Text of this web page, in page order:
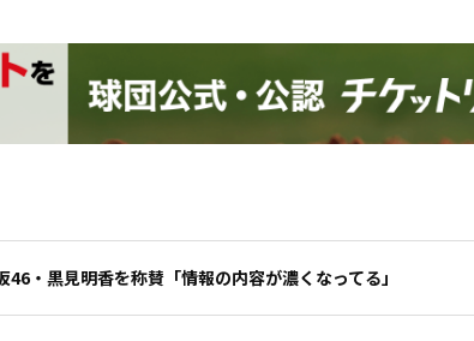
46・黒見明香を称賛「情報の内容が濃くなってる」